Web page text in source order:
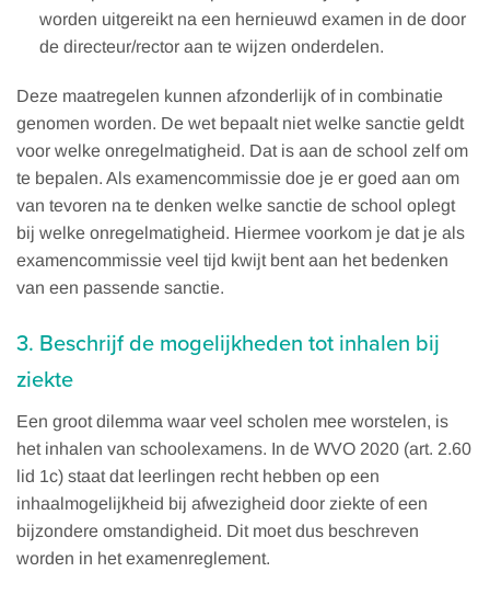
worden uitgereikt na een hernieuwd examen in de door
de directeur/rector aan te wijzen onderdelen.
Deze maatregelen kunnen afzonderlijk of in combinatie
genomen worden. De wet bepaalt niet welke sanctie geldt
voor welke onregelmatigheid. Dat is aan de school zelf om
te bepalen. Als examencommissie doe je er goed aan om
van tevoren na te denken welke sanctie de school oplegt
bij welke onregelmatigheid. Hiermee voorkom je dat je als
examencommissie veel tijd kwijt bent aan het bedenken
van een passende sanctie.
3. Beschrijf de mogelijkheden tot inhalen bij
ziekte
Een groot dilemma waar veel scholen mee worstelen, is
het inhalen van schoolexamens. In de WVO 2020 (art. 2.60
lid 1c) staat dat leerlingen recht hebben op een
inhaalmogelijkheid bij afwezigheid door ziekte of een
bijzondere omstandigheid. Dit moet dus beschreven
worden in het examenreglement.